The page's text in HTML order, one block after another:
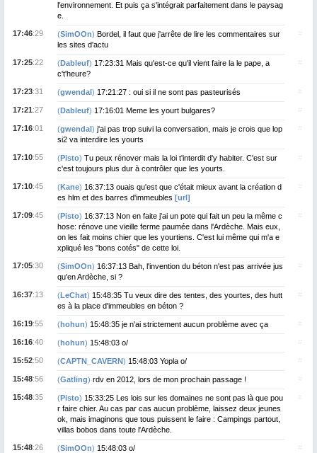
l'environnement. Et puis ça s'intégrait parfaitement dans le paysag
e.
17:46:29 (SimOOn) Bordel, il faut que j'arrête de lire les commentaires sur
les sites d'actu
17:25:22 (Dableuf) 17:23:31 Mais qu'est-ce qu'il vient faire la le pape, a
c't'heure?
17:23:31 (gwendal) 17:21:27 : oui si il ne sont pas pasteurisés
17:21:27 (Dableuf) 17:16:01 Meme les yourt bulgares?
17:16:01 (gwendal) j'ai pas trop suivi la conversation, mais je crois que lop
si2 va interdire les yourts
17:10:55 (Pisto) Tu peux rénover mais la loi t'interdit d'y habiter. C'est sur
c'est toujours plus dur à contrôler que les yourts.
17:10:45 (Kane) 16:37:13 ouais qu'est que c'était mieux avant la création d
es hlm et des barres d'immeubles [url]
17:09:45 (Pisto) 16:37:13 Non en faite j'ai un pote qui fait un peu la même c
hose: rénove une vieille ferme paumée dans l'Ardèche. Mais eux,
on les fait moins chier que les yourtiens. C'est lui même qui m'a e
xpliqué les "bons cotés" de cette loi.
17:05:30 (SimOOn) 16:37:13 Bah, l'invention du béton n'est pas arrivée jus
qu'en Ardèche, si ?
16:37:13 (LeChat) 15:48:35 Tu veux dire des tentes, des yourtes, des hutt
es à la place d'immeubles en béton ?
16:19:55 (hohun) 15:48:35 je n'ai strictement aucun problème avec ça
16:16:40 (hohun) 15:48:03 o/
15:52:50 (CAPTN_CAVERN) 15:48:03 Yopla o/
15:48:56 (Gatling) rdv en 2012, lors de mon prochain passage !
15:48:35 (Pisto) 15:33:25 Les lois sur les domaines ne sont pas là que pou
r faire chier. Au cas par cas aucun problème, laissez deux jeunes
ok, mais imaginons que tous puissent le faire : Campings partout,
villas bobos dans toute l'Ardèche.
15:48:26 (SimOOn) 15:48:03 o/